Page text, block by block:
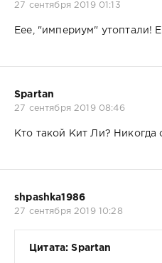
27 сентября 2019 01:13
Еее, "империум" утоптали!
Spartan
27 сентября 2019 08:46
Кто такой Кит Ли?
shpashka1986
27 сентября 2019 10:28
Цитата: Spartan